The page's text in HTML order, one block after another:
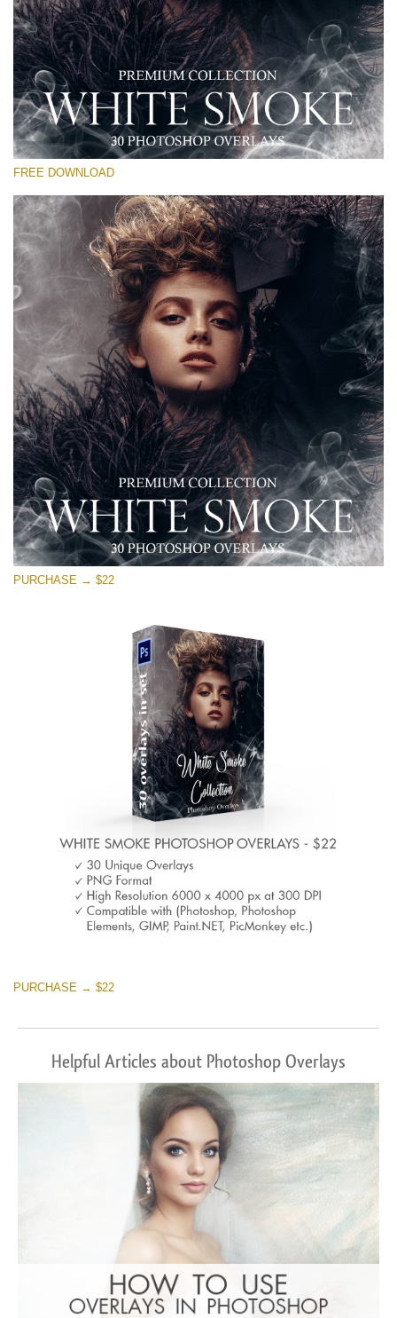
Xin hãy lựa chọn
Free PNG Overlay #11
Small 800*533px
White Smoke
(30 Overlays)
Sky Boundless
(347 Overlays)
Large 6000*4000px
Entire Collection
(1783 Overlays)
Large 6000*4000px
Tải xuống miễn phí
FREE DOWNLOAD
PURCHASE → $22
PURCHASE → $22
Helpful Articles about Photoshop Overlays